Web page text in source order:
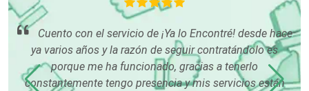
Electricidad y Plomería
Electrodomésticos
Cuento con el servicio de ¡Ya lo Encontré! desde hace
ya varios años y la razón de seguir contratándolo es
porque me ha funcionado, gracias a tenerlo
constantemente tengo presencia y mis servicios están